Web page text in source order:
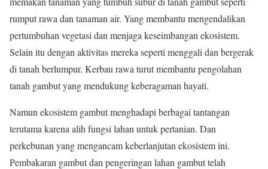
rumput rawa dan tanaman air. Yang membantu mengendalikan
pertumbuhan vegetasi dan menjaga keseimbangan ekosistem.
Selain itu dengan aktivitas mereka seperti menggali dan bergerak
di tanah berlumpur. Kerbau rawa turut membantu pengolahan
tanah gambut yang mendukung keberagaman hayati.
Namun ekosistem gambut menghadapi berbagai tantangan
terutama karena alih fungsi lahan untuk pertanian. Dan
perkebunan yang mengancam keberlanjutan ekosistem ini.
Pembakaran gambut dan pengeringan lahan gambut telah